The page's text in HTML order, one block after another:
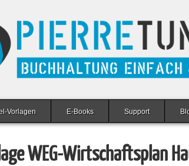
Vorlagen E-Books Support
WEG-Wirtschaftsplan